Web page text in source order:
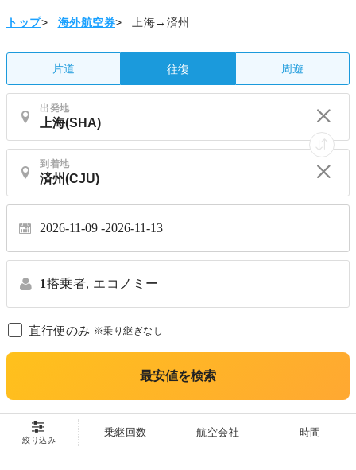
トップ> 海外航空券> 上海→済州
片道 往復 周遊
出発地
到着地
2026-11-09 2026-11-13
1搭乗者, エコノミー
直行便のみ ※乗り継ぎなし
最安値を検索
絞り込み
乗継回数 航空会社 時間